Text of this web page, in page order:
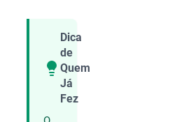
Dica
de
Quem
Já
Fez